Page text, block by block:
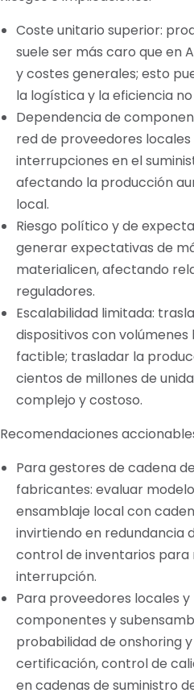
Coste unitario superior:
suele ser más caro que en
y costes generales; esto
la logística y la eficiencia
Dependencia de
red de proveedores locales
interrupciones en el
afectando la producción
local.
Riesgo político y de
generar expectativas de
materialicen, afectando
reguladores.
Escalabilidad limitada:
dispositivos con
factible; trasladar la
cientos de millones de
complejo y costoso.
Recomendaciones
Para gestores de cadena
fabricantes: evaluar
ensamblaje local con
invirtiendo en redundancia
control de inventarios para
interrupción.
Para proveedores locales
componentes y
probabilidad de onshoring
certificación, control de
en cadenas de suministro